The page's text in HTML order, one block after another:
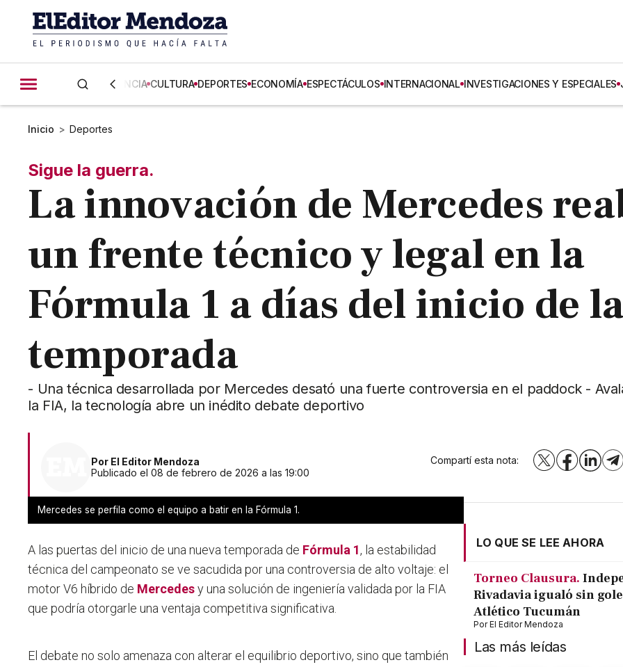
CIENCIA CULTURA DEPORTES ECONOMÍA ESPECTÁCULOS INTERNACIONAL INVESTIGACIONES Y ESPECIALES
Inicio > Deportes
Sigue la guerra.
La innovación de Mercedes
un frente técnico y legal en la
Fórmula 1 a días del inicio de
temporada
- Una técnica desarrollada por Mercedes desató una fuerte controversia en el paddock -
la FIA, la tecnología abre un inédito debate deportivo
Por El Editor Mendoza
Publicado el 08 de febrero de 2026 a las 19:00
Compartí esta nota: X Facebook
Mercedes se perfila como el equipo a batir en la Fórmula 1.
A las puertas del inicio de una nueva temporada de Fórmula 1, la estabilidad
técnica del campeonato se ve sacudida por una controversia de alto voltaje: el
motor V6 híbrido de Mercedesy una solución de ingeniería validada por la FIA
que podría otorgarle una ventaja competitiva significativa.
El debate no solo amenaza con alterar el equilibrio deportivo, sino que también
LO QUE SE LEE AHORA
Torneo Clausura.
Rivadavia igualó sin
Atlético Tucumán
PorEl Editor Mendoza
Las más leídas